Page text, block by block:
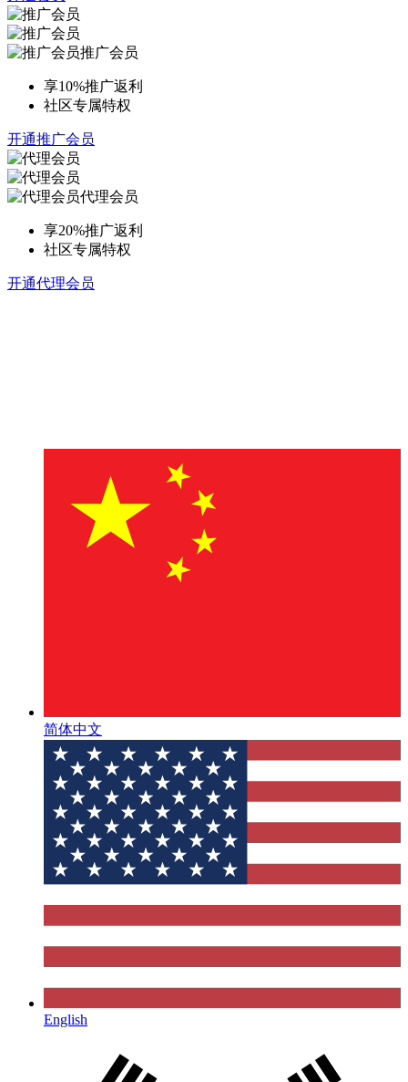
推广会员
享10%推广返利
社区专属特权
开通推广会员
代理会员
享20%推广返利
社区专属特权
开通代理会员
简体中文
English